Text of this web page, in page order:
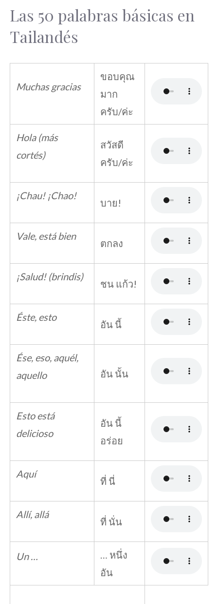
Las 50 palabras básicas en
Tailandés
Muchas gracias
ขอบคุณ
มาก
ครับ/ค่ะ
Hola (más
cortés)
สวัสดี
ครับ/ค่ะ
¡Chau! ¡Chao!
บาย!
Vale, está bien
ตกลง
¡Salud! (brindis)
ชน แก้ว!
Éste, esto
อัน นี้
Ése, eso, aquél,
aquello
อัน นั้น
Esto está
delicioso
อัน นี้
อร่อย
Aquí
ที่ นี่
Allí, allá
ที่ นั่น
Un …
… หนึ่ง
อัน